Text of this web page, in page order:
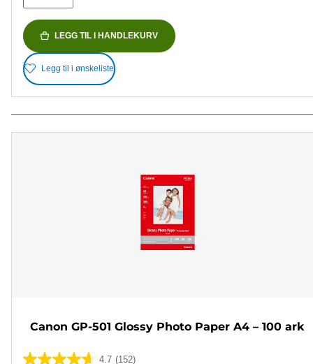
LEGG TIL I HANDLEKURV
Legg til i ønskeliste
Canon GP-501 Glossy Photo Paper A4 – 100 ark
4.7 (152)